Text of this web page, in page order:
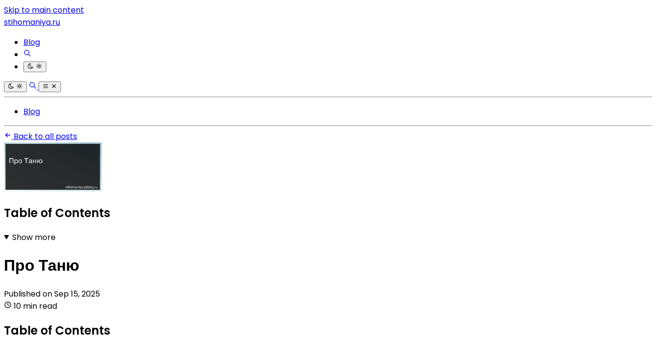
Skip to main content
stihomaniya.ru
Blog
Blog
Back to all posts
Table of Contents
Show more
Про Таню
Published onSep 15, 2025
10 min read
Table of Contents